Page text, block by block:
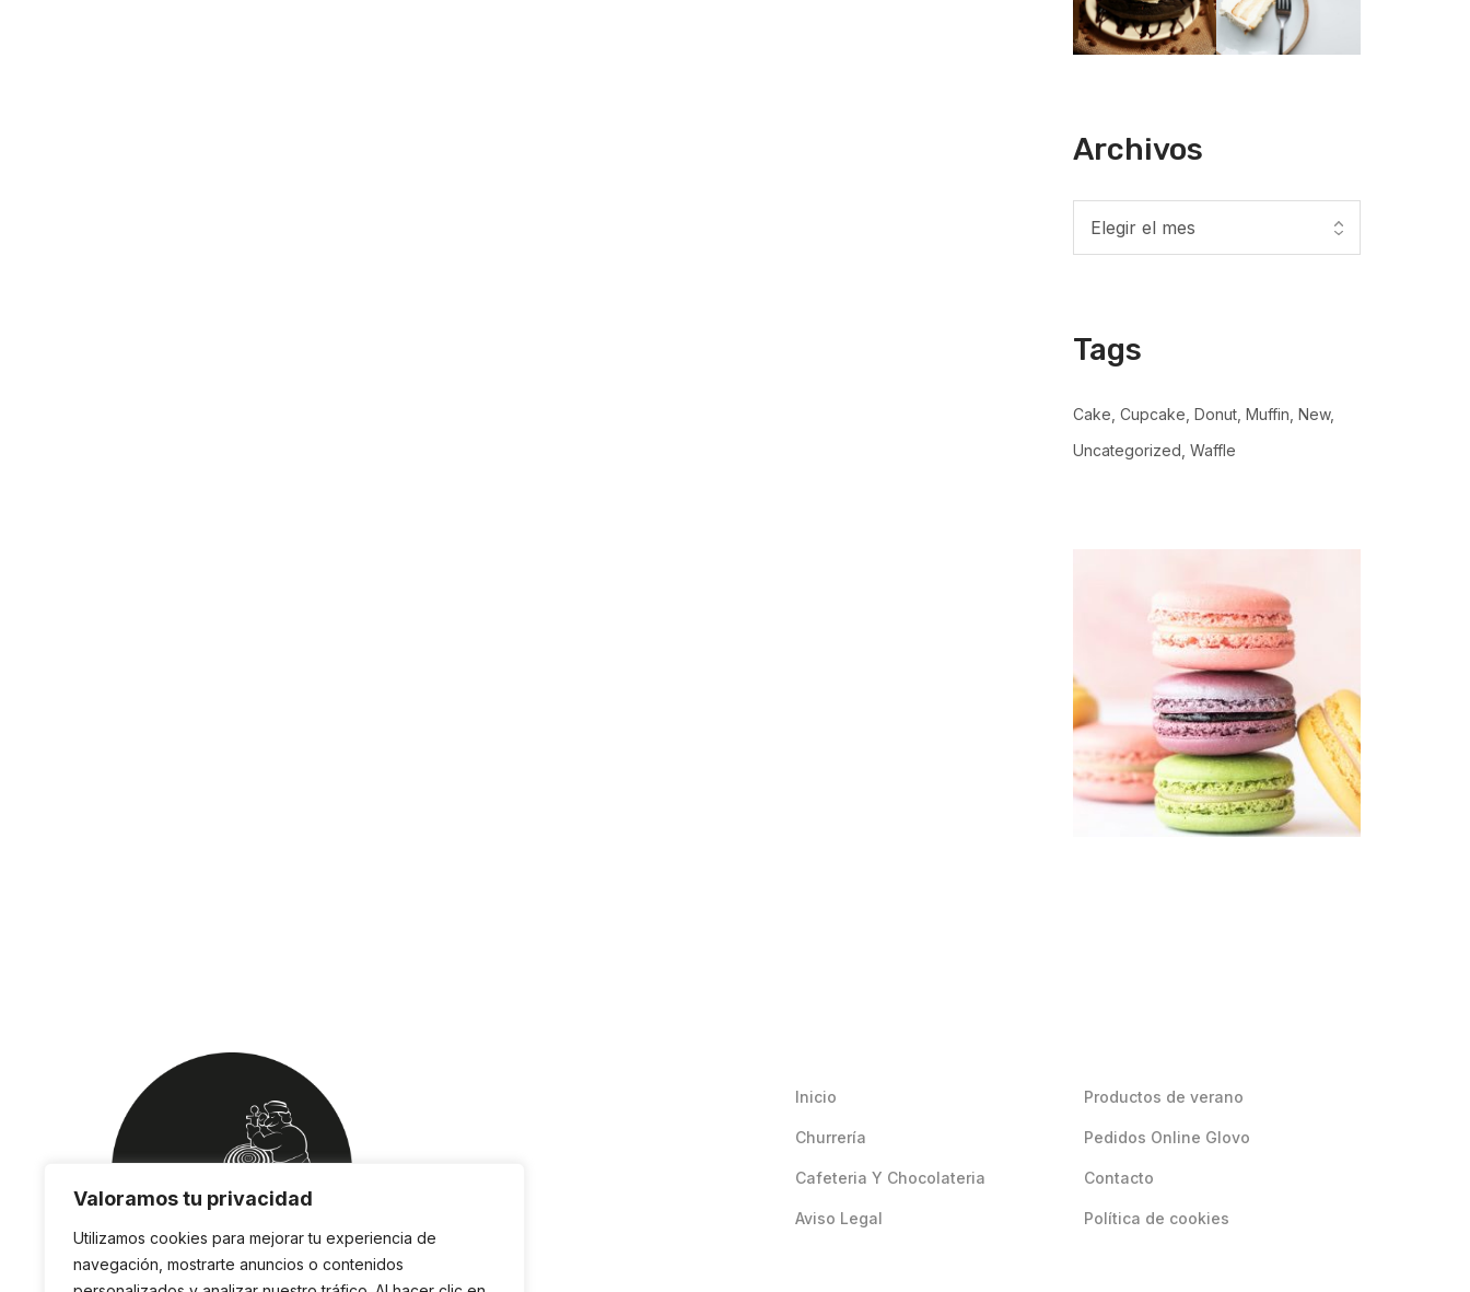
Valoramos tu privacidad
Utilizamos cookies para mejorar tu experiencia de
navegación, mostrarte anuncios o contenidos
Archivos
Tags
Cake Cupcake Donut Muffin New
Uncategorized Waffle
Inicio
Churrería
Cafeteria Y Chocolateria
Aviso Legal
Productos de verano
Pedidos Online Glovo
Contacto
Política de cookies